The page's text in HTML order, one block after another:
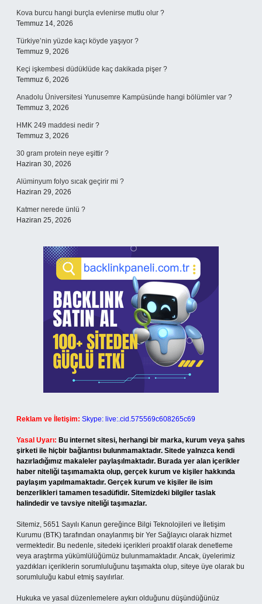
Kova burcu hangi burçla evlenirse mutlu olur ?
Temmuz 14, 2026
Türkiye’nin yüzde kaçı köyde yaşıyor ?
Temmuz 9, 2026
Keçi işkembesi düdüklüde kaç dakikada pişer ?
Temmuz 6, 2026
Anadolu Üniversitesi Yunusemre Kampüsünde hangi bölümler var ?
Temmuz 3, 2026
HMK 249 maddesi nedir ?
Temmuz 3, 2026
30 gram protein neye eşittir ?
Haziran 30, 2026
Alüminyum folyo sıcak geçirir mi ?
Haziran 29, 2026
Katmer nerede ünlü ?
Haziran 25, 2026
Reklam ve İletişim: Skype: live:.cid.575569c608265c69
Yasal Uyarı: Bu internet sitesi, herhangi bir marka, kurum veya şahıs
şirketi ile hiçbir bağlantısı bulunmamaktadır. Sitede yalnızca kendi
hazırladığımız makaleler paylaşılmaktadır. Burada yer alan içerikler
haber niteliği taşımamakta olup, gerçek kurum ve kişiler hakkında
paylaşım yapılmamaktadır. Gerçek kurum ve kişiler ile isim
benzerlikleri tamamen tesadüfidir. Sitemizdeki bilgiler taslak
halindedir ve tavsiye niteliği taşımazlar.
Sitemiz, 5651 Sayılı Kanun gereğince Bilgi Teknolojileri ve İletişim
Kurumu (BTK) tarafından onaylanmış bir Yer Sağlayıcı olarak hizmet
vermektedir. Bu nedenle, sitedeki içerikleri proaktif olarak denetleme
veya araştırma yükümlülüğümüz bulunmamaktadır. Ancak, üyelerimiz
yazdıkları içeriklerin sorumluluğunu taşımakta olup, siteye üye olarak bu
sorumluluğu kabul etmiş sayılırlar.
Hukuka ve yasal düzenlemelere aykırı olduğunu düşündüğünüz